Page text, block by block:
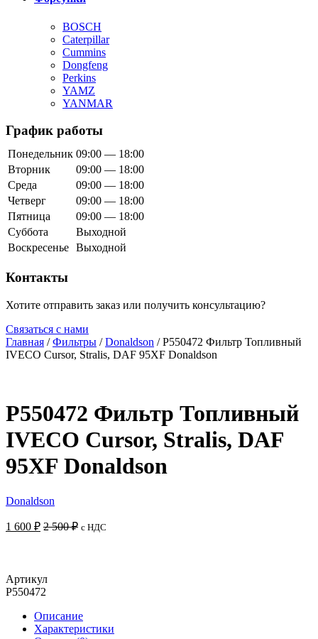
BOSCH
Caterpillar
Cummins
Dongfeng
Perkins
YAMZ
YANMAR
График работы
Понедельник 09:00 — 18:00
Вторник
09:00 — 18:00
Среда
09:00 — 18:00
Четверг
09:00 — 18:00
Пятница
09:00 — 18:00
Суббота
Выходной
Воскресенье Выходной
Контакты
Хотите отправить заказ или получить консультацию?
Связаться с нами
Главная /Фильтры /Donaldson / P550472 Фильтр Топливный
IVECO Cursor, Stralis, DAF 95XF Donaldson
P550472 Фильтр Топливный
IVECO Cursor, Stralis, DAF
95XF Donaldson
Donaldson
1 600 ₽ 2 500₽ с НДС
Артикул
P550472
Описание
Характеристики